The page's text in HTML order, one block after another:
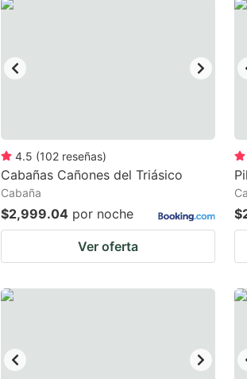
4.5 (102 reseñas)
Cabañas Cañones del Triásico
Cabaña
$2,999.04 por noche
Ver oferta